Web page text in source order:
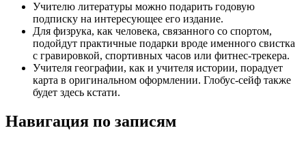
Учителю литературы можно подарить годовую
подписку на интересующее его издание.
Для физрука, как человека, связанного со спортом,
подойдут практичные подарки вроде именного свистка
с гравировкой, спортивных часов или фитнес-трекера.
Учителя географии, как и учителя истории, порадует
карта в оригинальном оформлении. Глобус-сейф также
будет здесь кстати.
день
учителяподарокПодарок
Навигация по записям